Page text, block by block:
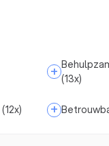
+ (13x)
(12x) +